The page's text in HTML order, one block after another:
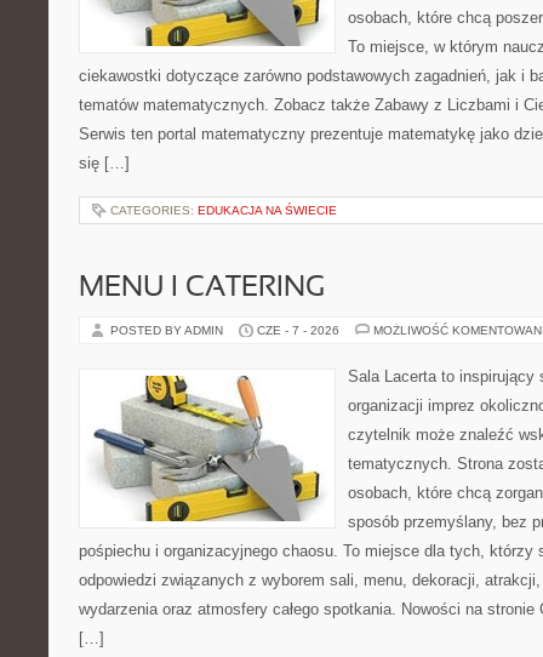
osobach, które chcą
To miejsce, w którym
ciekawostki dotyczące zarówno podstawowych zagadnień, jak i
tematów matematycznych. Zobacz także Zabawy z Liczbami i
Serwis ten portal matematyczny prezentuje matematykę jako
się […]
CATEGORIES: EDUKACJA NA ŚWIECIE
MENU I CATERING
POSTED BY ADMIN CZE - 7 - 2026 MOŻLIWOŚĆ
Sala Lacerta to inspirujący
organizacji imprez
czytelnik może znaleźć
tematycznych. Strona
osobach, które chcą
sposób przemyślany, bez
pośpiechu i organizacyjnego chaosu. To miejsce dla tych, którzy
odpowiedzi związanych z wyborem sali, menu, dekoracji,
wydarzenia oraz atmosfery całego spotkania. Nowości na
[…]